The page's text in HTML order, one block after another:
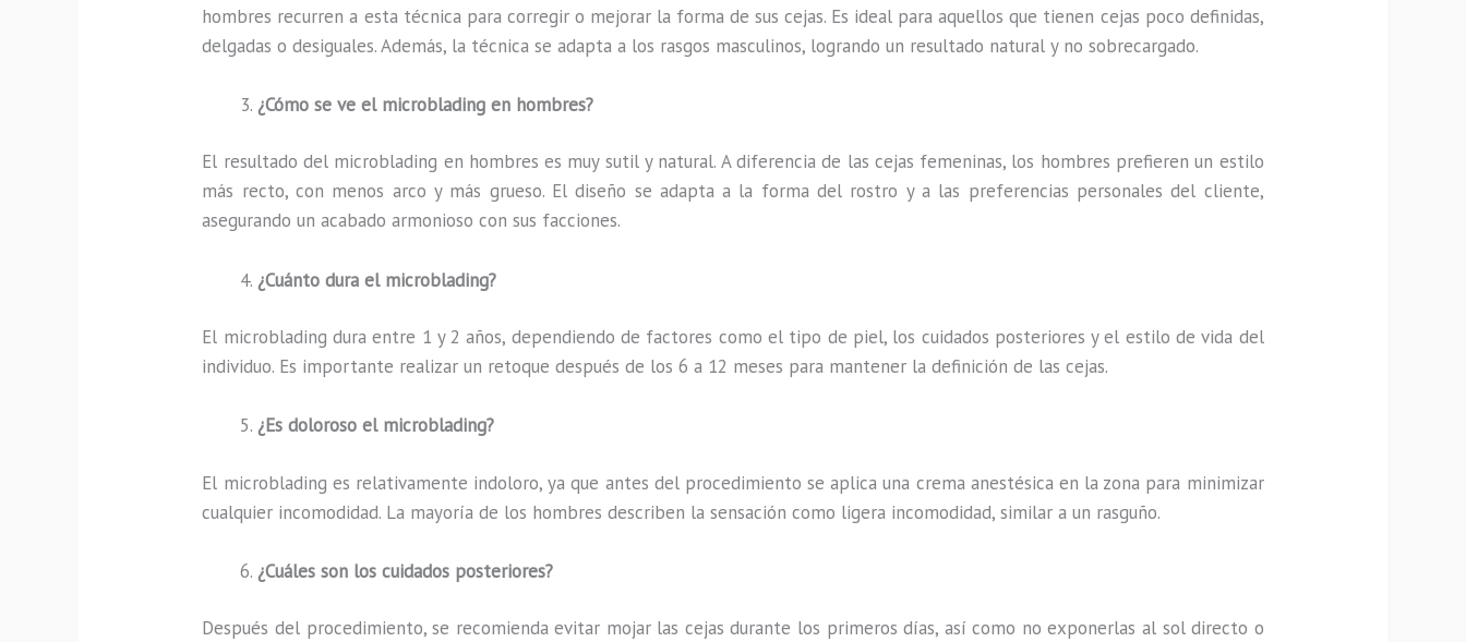
hombres recurren a esta técnica para corregir o mejorar la forma de sus cejas. Es ideal para aquellos que tienen cejas poco definidas,
delgadas o desiguales. Además, la técnica se adapta a los rasgos masculinos, logrando un resultado natural y no sobrecargado.
¿Cómo se ve el microblading en hombres?
El resultado del microblading en hombres es muy sutil y natural. A diferencia de las cejas femeninas, los hombres prefieren un estilo
más recto, con menos arco y más grueso. El diseño se adapta a la forma del rostro y a las preferencias personales del cliente,
asegurando un acabado armonioso con sus facciones.
¿Cuánto dura el microblading?
El microblading dura entre 1 y 2 años, dependiendo de factores como el tipo de piel, los cuidados posteriores y el estilo de vida del
individuo. Es importante realizar un retoque después de los 6 a 12 meses para mantener la definición de las cejas.
¿Es doloroso el microblading?
El microblading es relativamente indoloro, ya que antes del procedimiento se aplica una crema anestésica en la zona para minimizar
cualquier incomodidad. La mayoría de los hombres describen la sensación como ligera incomodidad, similar a un rasguño.
¿Cuáles son los cuidados posteriores?
Después del procedimiento, se recomienda evitar mojar las cejas durante los primeros días, así como no exponerlas al sol directo o